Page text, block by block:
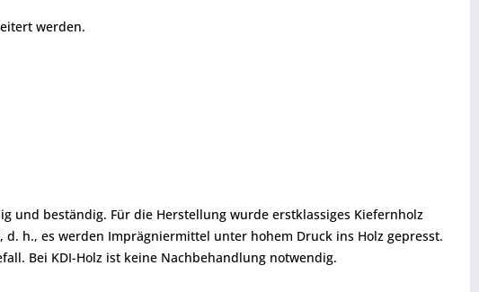
werden.
und beständig. Für die Herstellung wurde erstklassiges Kiefernholz
h., es werden Imprägniermittel unter hohem Druck ins Holz gepresst.
Bei KDI-Holz ist keine Nachbehandlung notwendig.